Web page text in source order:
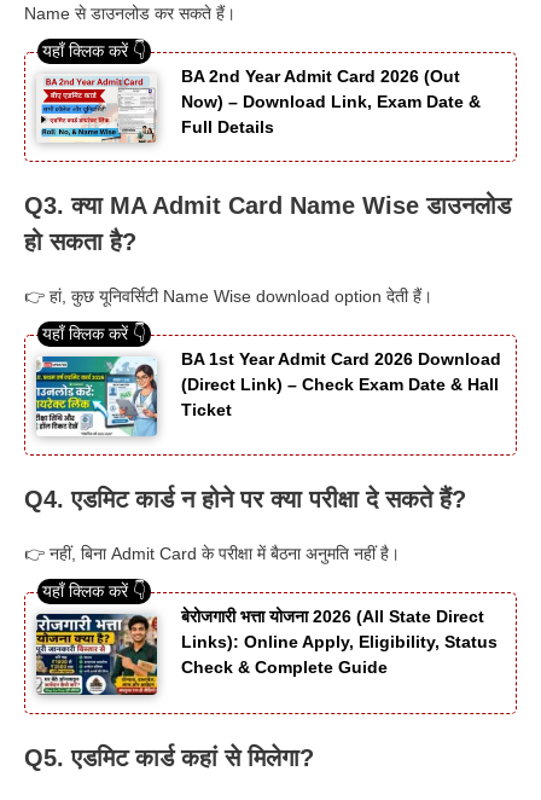
Name से डाउनलोड कर सकते हैं।
BA 2nd Year Admit Card 2026 (Out
Now) – Download Link, Exam Date &
Full Details
Q3. क्या MA Admit Card Name Wise डाउनलोड
हो सकता है?
👉 हां, कुछ यूनिवर्सिटी Name Wise download option देती हैं।
BA 1st Year Admit Card 2026 Download
(Direct Link) – Check Exam Date & Hall
Ticket
Q4. एडमिट कार्ड न होने पर क्या परीक्षा दे सकते हैं?
👉 नहीं, बिना Admit Card के परीक्षा में बैठना अनुमति नहीं है।
बेरोजगारी भत्ता योजना 2026 (All State Direct
Links): Online Apply, Eligibility, Status
Check & Complete Guide
Q5. एडमिट कार्ड कहां से मिलेगा?